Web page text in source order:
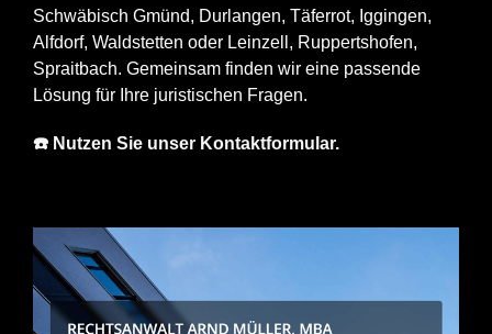
Schwäbisch Gmünd, Durlangen, Täferrot, Iggingen,
Alfdorf, Waldstetten oder Leinzell, Ruppertshofen,
Spraitbach. Gemeinsam finden wir eine passende
Lösung für Ihre juristischen Fragen.
☎️ Nutzen Sie unser Kontaktformular.